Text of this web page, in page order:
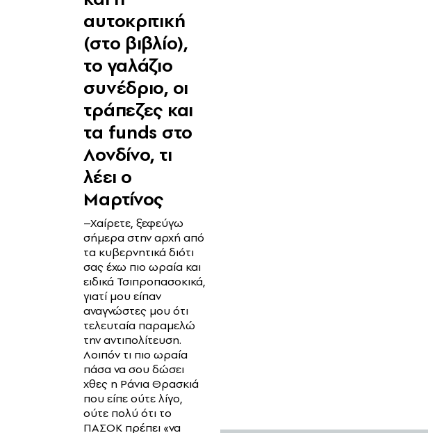
αυτοκριτική
(στο βιβλίο),
το γαλάζιο
συνέδριο, οι
τράπεζες και
τα funds στο
Λονδίνο, τι
λέει ο
Μαρτίνος
–Χαίρετε, ξεφεύγω
σήμερα στην αρχή από
τα κυβερνητικά διότι
σας έχω πιο ωραία και
ειδικά Τσιπροπασοκικά,
γιατί μου είπαν
αναγνώστες μου ότι
τελευταία παραμελώ
την αντιπολίτευση.
Λοιπόν τι πιο ωραία
πάσα να σου δώσει
χθες η Ράνια Θρασκιά
που είπε ούτε λίγο,
ούτε πολύ ότι το
ΠΑΣΟΚ πρέπει «να